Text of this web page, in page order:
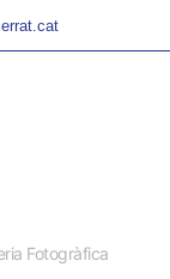
Fotogràfica